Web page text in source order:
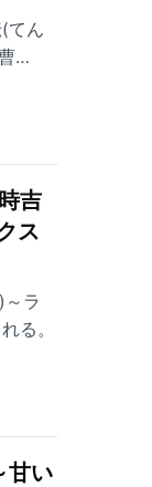
てん
吉
ス
ラ
る。
甘い